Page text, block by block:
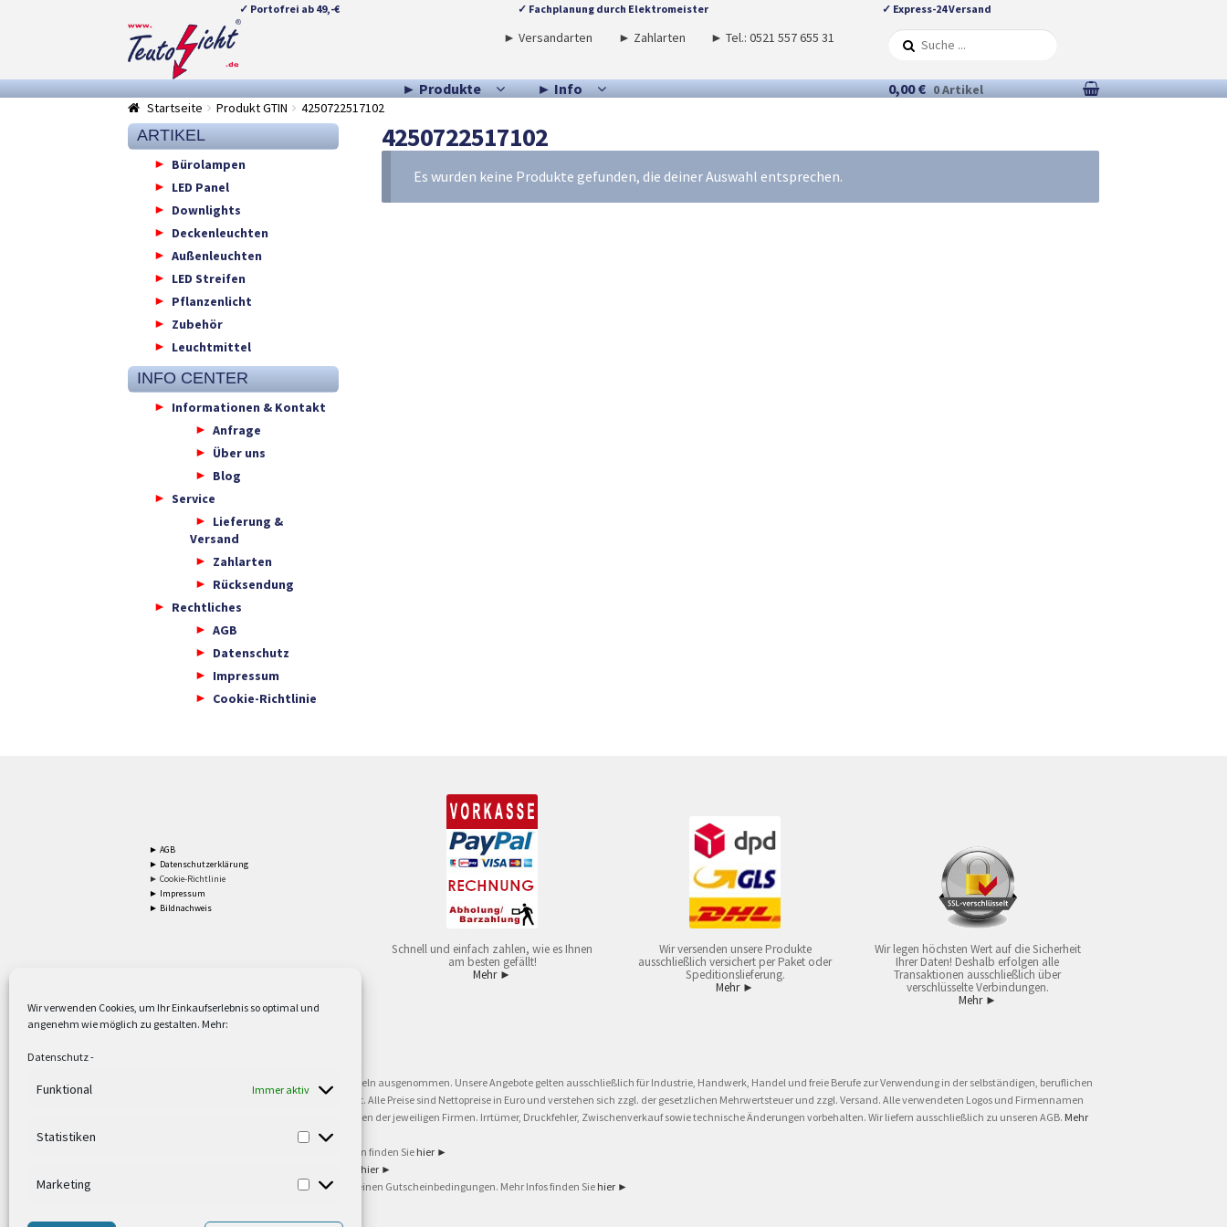
Wir verwenden Cookies, um Ihr Einkaufserlebnis so optimal und
angenehm wie möglich zu gestalten. Mehr:
Datenschutz-
Funktional Immer aktiv
Statistiken
Marketing
✓ Portofrei ab 49,-€ ✓ Fachplanung durch Elektromeister ✓ Express-24 Versand
Zur
Navigation
springen
Springe
zum
► Versandarten ► Zahlarten ► Tel.: 0521 557 655 31
► Produkte ► Info 0,00 € 0 Artikel
Startseite
Produkt GTIN 4250722517102
4250722517102
Es wurden keine Produkte gefunden, die deiner Auswahl entsprechen.
ARTIKEL
Bürolampen
LED Panel
Downlights
Deckenleuchten
Außenleuchten
LED Streifen
Pflanzenlicht
Zubehör
Leuchtmittel
INFO CENTER
Informationen & Kontakt
Anfrage
Über uns
Blog
Service
Lieferung &
Versand
Zahlarten
Rücksendung
Rechtliches
AGB
Datenschutz
Impressum
Cookie-Richtlinie
► AGB
► Datenschutzerklärung
► Cookie-Richtlinie
► Impressum
► Bildnachweis
Schnell und einfach zahlen, wie es Ihnen
am besten gefällt!
Mehr ►
Wir versenden unsere Produkte
ausschließlich versichert per Paket oder
Speditionslieferung.
Mehr ►
Wir legen höchsten Wert auf die Sicherheit
Ihrer Daten! Deshalb erfolgen alle
Transaktionen ausschließlich über
verschlüsselte Verbindungen.
Mehr ►
Versandkostenfrei ab 59,90 € Nettowarenwert. Inseln ausgenommen. Unsere Angebote gelten ausschließlich für Industrie, Handwerk, Handel und freie Berufe zur Verwendung in der selbständigen, beruflichen
oder gewerblichen Tätigkeit. Kein Verkauf an privat. Alle Preise sind Nettopreise in Euro und verstehen sich zzgl. der gesetzlichen Mehrwertsteuer und zzgl. Versand. Alle verwendeten Logos und Firmennamen
sind Warenzeichen oder eingetragene Warenzeichen der jeweiligen Firmen. Irrtümer, Druckfehler, Zwischenverkauf sowie technische Änderungen vorbehalten. Wir liefern ausschließlich zu unseren AGB. Mehr
Weitere Informationen und Zahlungsbedingungen finden Sie hier ►
hier ►
Ab 79,- Nettowarenwert. Es gelten unsere allgemeinen Gutscheinbedingungen. Mehr Infos finden Sie hier ►
©2002-2021 TEUTO LICHT GmbH